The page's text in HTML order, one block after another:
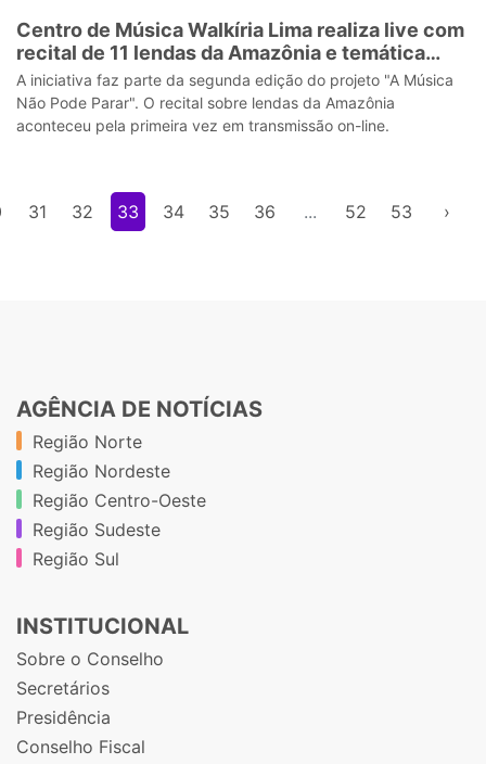
Centro de Música Walkíria Lima realiza live com
recital de 11 lendas da Amazônia e temática
sobre regionalismo local
A iniciativa faz parte da segunda edição do projeto "A Música
Não Pode Parar". O recital sobre lendas da Amazônia
aconteceu pela primeira vez em transmissão on-line.
31 32 33 34 35 36 ... 52 53 ›
AGÊNCIA DE NOTÍCIAS
Região Norte
Região Nordeste
Região Centro-Oeste
Região Sudeste
Região Sul
INSTITUCIONAL
Sobre o Conselho
Secretários
Presidência
Conselho Fiscal